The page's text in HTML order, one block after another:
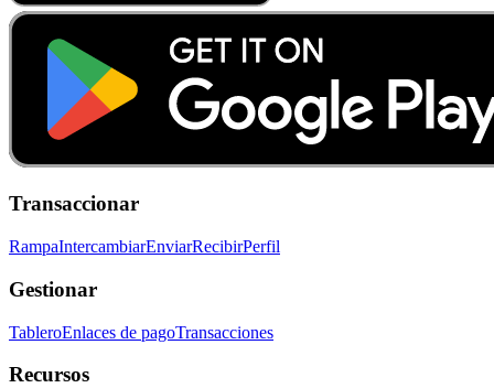
Transaccionar
RampaIntercambiarEnviarRecibirPerfil
Gestionar
TableroEnlaces de pagoTransacciones
Recursos